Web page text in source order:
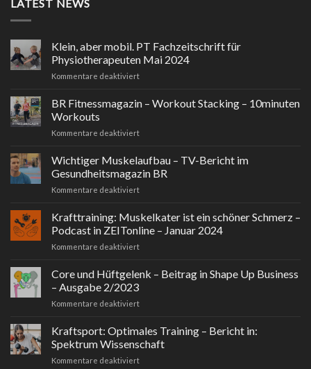
LATEST NEWS
Klein, aber mobil. PT Fachzeitschrift für
Physiotherapeuten Mai 2024
Kommentare deaktiviertfür
aber
mobil.
Fachzeitschrift
Physiotherapeuten
Mai
BR Fitnessmagazin – Workout Stacking – 10minuten
Workouts
Kommentare deaktiviertfür
Fitnessmagazin
–
Workout
Stacking
10minuten
Workouts
Wichtiger Muskelaufbau – TV-Bericht im
Gesundheitsmagazin BR
Kommentare deaktiviertfür
Muskelaufbau
–
TV-
Bericht
Gesundheitsmagazin
Krafttraining: Muskelkater ist ein schöner Schmerz –
Podcast in ZEITonline – Januar 2024
Kommentare deaktiviertfür
Muskelkater
ist
schöner
–
Podcast
ZEITonline
Core und Hüftgelenk – Beitrag in Shape Up Business
– Ausgabe 2/2023
Kommentare deaktiviertfür
und
Hüftgelenk
–
Beitrag
Kraftsport: Optimales Training – Bericht in:
Spektrum Wissenschaft
Kommentare deaktiviertfür